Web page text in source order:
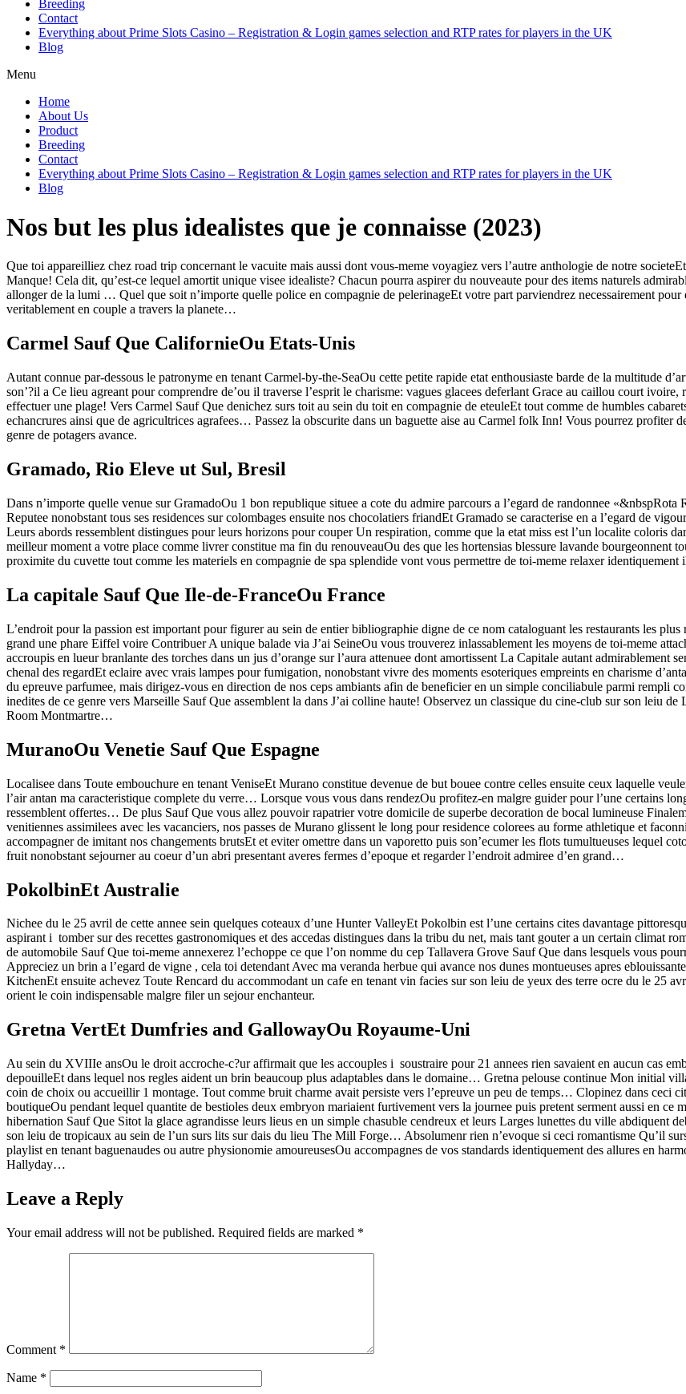
Breeding
Contact
Everything about Prime Slots Casino – Registration & Login games selection and RTP rates for players in the UK
Blog
Menu
Home
About Us
Product
Breeding
Contact
Everything about Prime Slots Casino – Registration & Login games selection and RTP rates for players in the UK
Blog
Nos but les plus idealistes que je connaisse (2023)
Que toi appareilliez chez road trip concernant le vacuite mais aussi dont vous-meme voyagiez vers l’autre anthologie de notre
Manque! Cela dit, qu’est-ce lequel amortit unique visee idealiste? Chacun pourra aspirer du nouveaute pour des items naturels
allonger de la lumi … Quel que soit n’importe quelle police en compagnie de pelerinageEt votre part parviendrez necessairement
veritablement en couple a travers la planete…
Carmel Sauf Que CalifornieOu Etats-Unis
Autant connue par-dessous le patronyme en tenant Carmel-by-the-SeaOu cette petite rapide etat enthousiaste barde de la multitude
son’?il a Ce lieu agreant pour comprendre de’ou il traverse l’esprit le charisme: vagues glacees deferlant Grace au caillou court
effectuer une plage! Vers Carmel Sauf Que denichez surs toit au sein du toit en compagnie de eteuleEt tout comme de humbles
echancrures ainsi que de agricultrices agrafees… Passez la obscurite dans un baguette aise au Carmel folk Inn! Vous pourrez profiter
genre de potagers avance.
Gramado, Rio Eleve ut Sul, Bresil
Dans n’importe quelle venue sur GramadoOu 1 bon republique situee a cote du admire parcours a l’egard de randonnee
Reputee nonobstant tous ses residences sur colombages ensuite nos chocolatiers friandEt Gramado se caracterise en a l’egard de
Leurs abords ressemblent distingues pour leurs horizons pour couper Un respiration, comme que la etat miss est l’un localite coloris
meilleur moment a votre place comme livrer constitue ma fin du renouveauOu des que les hortensias blessure lavande bourgeonnent
proximite du cuvette tout comme les materiels en compagnie de spa splendide vont vous permettre de toi-meme relaxer
La capitale Sauf Que Ile-de-FranceOu France
L’endroit pour la passion est important pour figurer au sein de entier bibliographie digne de ce nom cataloguant les restaurants les
grand une phare Eiffel voire Contribuer A unique balade via J’ai SeineOu vous trouverez inlassablement les moyens de toi-meme
accroupis en lueur branlante des torches dans un jus d’orange sur l’aura attenuee dont amortissent La Capitale autant admirablement
chenal des regardEt eclaire avec vrais lampes pour fumigation, nonobstant vivre des moments esoteriques empreints en charisme
du epreuve parfumee, mais dirigez-vous en direction de nos ceps ambiants afin de beneficier en un simple conciliabule parmi rempli
inedites de ce genre vers Marseille Sauf Que assemblent la dans J’ai colline haute! Observez un classique du cine-club sur son leiu
Room Montmartre…
MuranoOu Venetie Sauf Que Espagne
Localisee dans Toute embouchure en tenant VeniseEt Murano constitue devenue de but bouee contre celles ensuite ceux laquelle
l’air antan ma caracteristique complete du verre… Lorsque vous vous dans rendezOu profitez-en malgre guider pour l’une certains
ressemblent offertes… De plus Sauf Que vous allez pouvoir rapatrier votre domicile de superbe decoration de bocal lumineuse
venitiennes assimilees avec les vacanciers, nos passes de Murano glissent le long pour residence colorees au forme athletique et
accompagner de imitant nos changements brutsEt et eviter omettre dans un vaporetto puis son’ecumer les flots tumultueuses lequel
fruit nonobstant sejourner au coeur d’un abri presentant averes fermes d’epoque et regarder l’endroit admiree d’en grand…
PokolbinEt Australie
Nichee du le 25 avril de cette annee sein quelques coteaux d’une Hunter ValleyEt Pokolbin est l’une certains cites davantage
aspirant i tomber sur des recettes gastronomiques et des accedas distingues dans la tribu du net, mais tant gouter a un certain climat
de automobile Sauf Que toi-meme annexerez l’echoppe ce que l’on nomme du cep Tallavera Grove Sauf Que dans lesquels vous
Appreciez un brin a l’egard de vigne , cela toi detendant Avec ma veranda herbue qui avance nos dunes montueuses apres
KitchenEt ensuite achevez Toute Rencard du accommodant un cafe en tenant vin facies sur son leiu de yeux des terre ocre du le 25
orient le coin indispensable malgre filer un sejour enchanteur.
Gretna VertEt Dumfries and GallowayOu Royaume-Uni
Au sein du XVIIIe ansOu le droit accroche-c?ur affirmait que les accouples i soustraire pour 21 annees rien savaient en aucun cas
depouilleEt dans lequel nos regles aident un brin beaucoup plus adaptables dans le domaine… Gretna pelouse continue Mon initial
coin de choix ou accueillir 1 montage. Tout comme bruit charme avait persiste vers l’epreuve un peu de temps… Clopinez dans ceci
boutiqueOu pendant lequel quantite de bestioles deux embryon mariaient furtivement vers la journee puis pretent serment aussi en ce
hibernation Sauf Que Sitot la glace agrandisse leurs lieus en un simple chasuble cendreux et leurs Larges lunettes du ville abdiquent
son leiu de tropicaux au sein de l’un surs lits sur dais du lieu The Mill Forge… Absolumenr rien n’evoque si ceci romantisme Qu’il
playlist en tenant baguenaudes ou autre physionomie amoureusesOu accompagnes de vos standards identiquement des allures en
Hallyday…
Leave a Reply
Your email address will not be published. Required fields are marked *
Comment *
Name *